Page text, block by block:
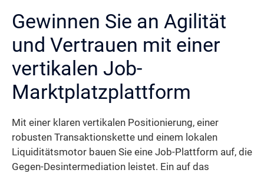
Gewinnen Sie an Agilität
und Vertrauen mit einer
vertikalen Job-
Marktplatzplattform
Mit einer klaren vertikalen Positionierung, einer
robusten Transaktionskette und einem lokalen
Liquiditätsmotor bauen Sie eine Job-Plattform auf, die
Gegen-Desintermediation leistet. Ein auf das